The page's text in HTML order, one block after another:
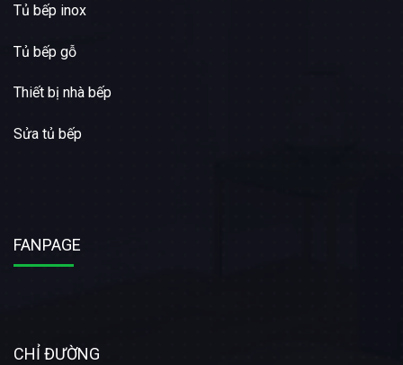
Tủ bếp inox
Tủ bếp gỗ
Thiết bị nhà bếp
Sửa tủ bếp
FANPAGE
CHỈ ĐƯỜNG